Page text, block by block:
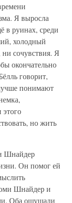
Я выросла
в руинах, среди
холодный
сочувствия. Я
окончательно
говорит,
понимают
но жить
Шнайдер
Он помог ей
Шнайдер и
Оба ощущали